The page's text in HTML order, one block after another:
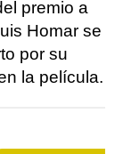
premio a
Homar se
por su
la película.